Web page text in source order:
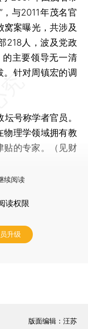
与2011年茂名官
窝案曝光，共涉及
218人，波及党政
主要领导无一清
。针对周镇宏的调
号称学者官员。
物理学领域拥有教
贴的专家。（见财
续阅读
读权限
升级
版面编辑：汪苏